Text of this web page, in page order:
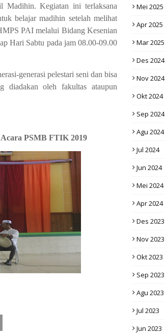
Madihin. Kegiatan ini terlaksana
belajar madihin setelah melihat
PAI melalui Bidang Kesenian
Hari Sabtu pada jam 08.00-09.00
generasi pelestari seni dan bisa
diadakan oleh fakultas ataupun
PSMB FTIK 2019
Mei 2025
Apr 2025
Mar 2025
Des 2024
Nov 2024
Okt 2024
Sep 2024
Agu 2024
Jul 2024
Jun 2024
Mei 2024
Apr 2024
Des 2023
Nov 2023
Okt 2023
Sep 2023
Agu 2023
Jul 2023
Jun 2023